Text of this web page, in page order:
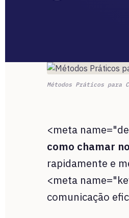
Métodos Práticos para
<meta
como chamar no
rapidamente e
<meta
comunicação